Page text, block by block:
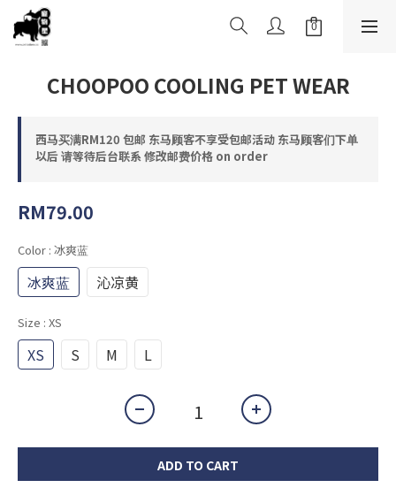
CHOOPOO COOLING PET WEAR
西马买满RM120 包邮 东马顾客不享受包邮活动 东马顾客们下单
以后 请等待后台联系 修改邮费价格 on order
RM79.00
Color : 冰爽蓝
冰爽蓝 沁凉黄
Size : XS
XS S M L
ADD TO CART